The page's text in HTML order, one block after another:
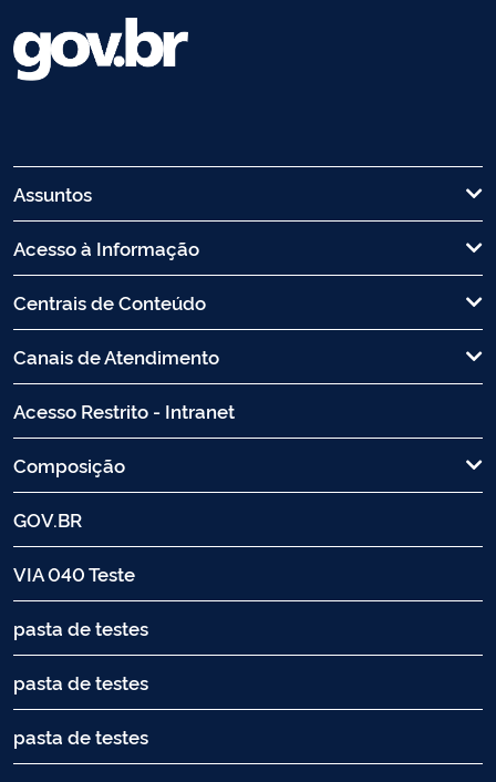
Assuntos
Acesso à Informação
Centrais de Conteúdo
Canais de Atendimento
Acesso Restrito - Intranet
Composição
GOV.BR
VIA 040 Teste
pasta de testes
pasta de testes
pasta de testes